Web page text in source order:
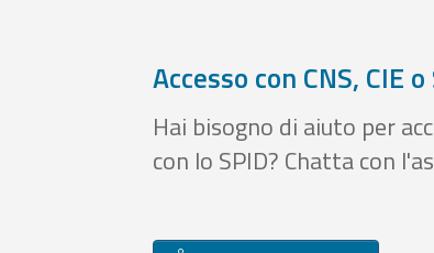
Accesso con CNS, CIE o
Hai bisogno di aiuto per
con lo SPID? Chatta con